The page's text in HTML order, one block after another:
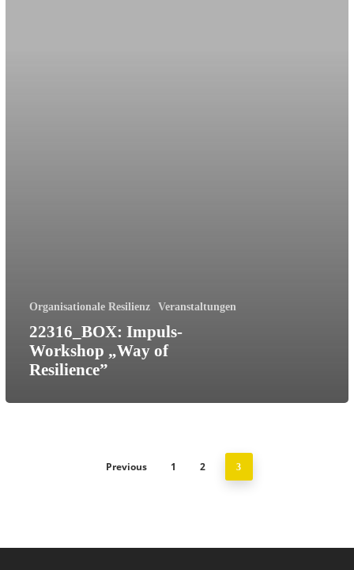
Organisationale Resilienz Veranstaltungen
22316_BOX: Impuls-
Workshop „Way of
Resilience”
Previous 1 2 3